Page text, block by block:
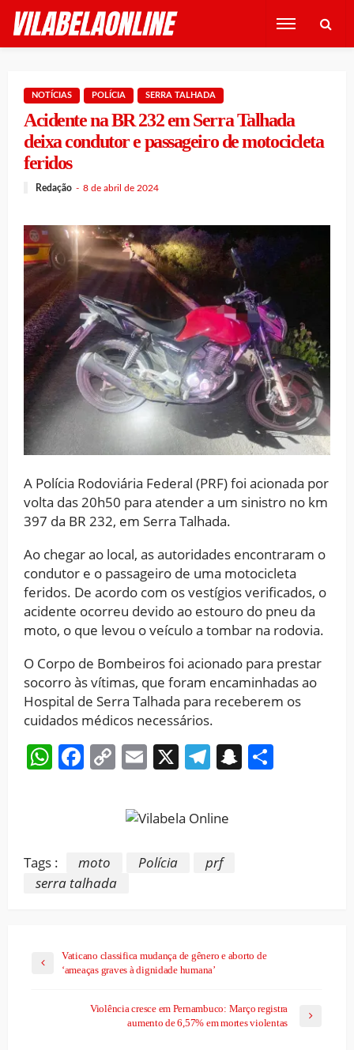
NOTÍCIAS POLÍCIA SERRA TALHADA
Acidente na BR 232 em Serra Talhada
deixa condutor e passageiro de motocicleta
feridos
Redação 8 de abril de 2024
A Polícia Rodoviária Federal (PRF) foi acionada por
volta das 20h50 para atender a um sinistro no km
397 da BR 232, em Serra Talhada.
Ao chegar ao local, as autoridades encontraram o
condutor e o passageiro de uma motocicleta
feridos. De acordo com os vestígios verificados, o
acidente ocorreu devido ao estouro do pneu da
moto, o que levou o veículo a tombar na rodovia.
O Corpo de Bombeiros foi acionado para prestar
socorro às vítimas, que foram encaminhadas ao
Hospital de Serra Talhada para receberem os
cuidados médicos necessários.
WhatsApp
Facebook
CopyEmail
X Telegram
Snapchat
Tags : moto Polícia
prf
serra talhada
Vaticano classifica mudança de gênero e aborto de
‘ameaças graves à dignidade humana’
Violência cresce em Pernambuco: Março registra
aumento de 6,57% em mortes violentas